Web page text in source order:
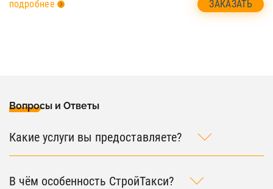
подробнее
ЗАКАЗАТЬ
Вопросы и Ответы
Какие услуги вы предоставляете?
В чём особенность СтройТакси?